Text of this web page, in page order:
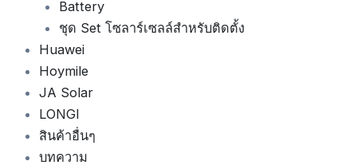
Battery
ชุด Set โซลาร์เซลล์สำหรับติดตั้ง
Huawei
Hoymile
JA Solar
LONGI
สินค้าอื่นๆ
บทความ